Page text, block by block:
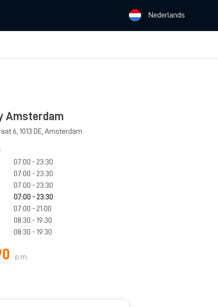
Nederlands
Amsterdam
6 1013 DE, Amsterdam
07:00 - 23:30
07:00 - 23:30
07:00 - 23:30
07:00 - 23:30
07:00 - 21:00
08:30 - 19:30
08:30 - 19:30
p.m.